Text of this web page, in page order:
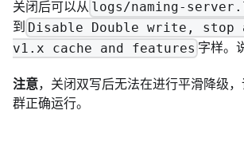
关闭后可以从 logs/naming-
到 Disable Double write, stop
v1.x cache and features 字样。
注意，关闭双写后无法在进行平滑降级
群正确运行。